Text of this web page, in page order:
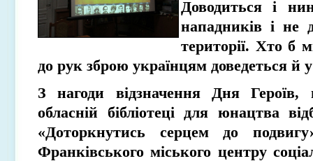
Доводиться і
нападників і не
території. Хто б
до рук зброю українцям доведеться й
З нагоди відзначення Дня Героїв,
обласній бібліотеці для юнацтва
«Доторкнутись серцем до
Франківського міського центру